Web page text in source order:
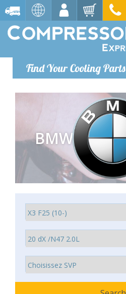
Find Your Cooling Parts
BMW